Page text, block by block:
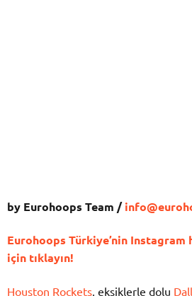
by Eurohoops Team /
Eurohoops Türkiye’nin Instagram
için tıklayın!
Houston Rockets , eksiklerle dolu